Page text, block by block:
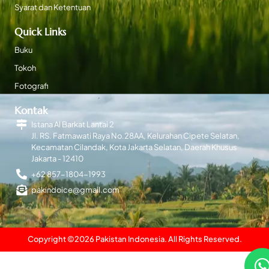
Syarat dan Ketentuan
Quick Links
Buku
Tokoh
Fotografi
Kontak
Istana Al Barkat Lantai 2
Jl. RS. Fatmawati Raya No.28AA, Kelurahan Cipete Selatan,
Kecamatan Cilandak, Kota Jakarta Selatan, Daerah Khusus
Jakarta - 12410
+62 857-1804-1993
pakindoice@gmail.com
Copyright ©2026 Pakistan Indonesia. All Rights Reserved.